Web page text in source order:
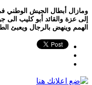
ومازال أبطال الجيش
إلى عزة والقائد أبو كليب
الهمم وينهض بالرجال ويعبئ